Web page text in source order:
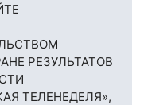
РЕЗУЛЬТАТОВ
ТЕЛЕНЕДЕЛЯ»,